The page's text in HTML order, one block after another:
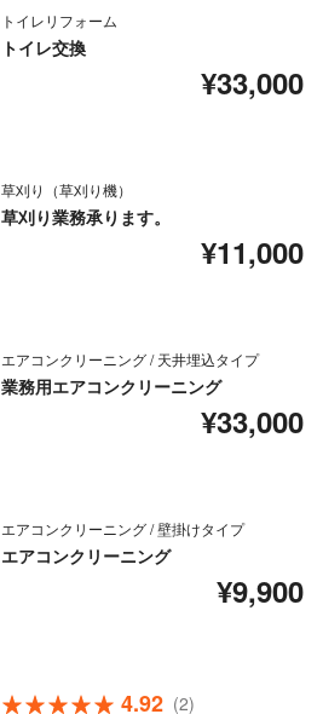
トイレリフォーム
トイレ交換
¥33,000
草刈り（草刈り機）
草刈り業務承ります。
¥11,000
エアコンクリーニング / 天井埋込タイプ
業務用エアコンクリーニング
¥33,000
エアコンクリーニング / 壁掛けタイプ
エアコンクリーニング
¥9,900
4.92 (2)